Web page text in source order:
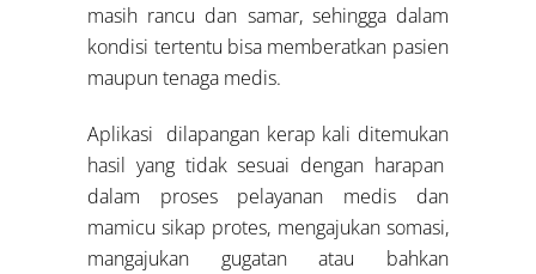
masih rancu dan samar, sehingga dalam
kondisi tertentu bisa memberatkan pasien
maupun tenaga medis.
Aplikasi dilapangan kerap kali ditemukan
hasil yang tidak sesuai dengan harapan
dalam proses pelayanan medis dan
mamicu sikap protes, mengajukan somasi,
mangajukan gugatan atau bahkan